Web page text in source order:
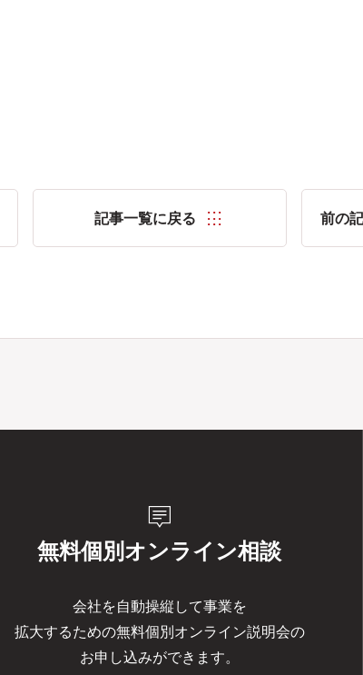
記事一覧に戻る 前の
tooltip_2
無料個別オンライン相談
会社を自動操縦して事業を
拡大するための無料個別オンライン説明会の
お申し込みができます。